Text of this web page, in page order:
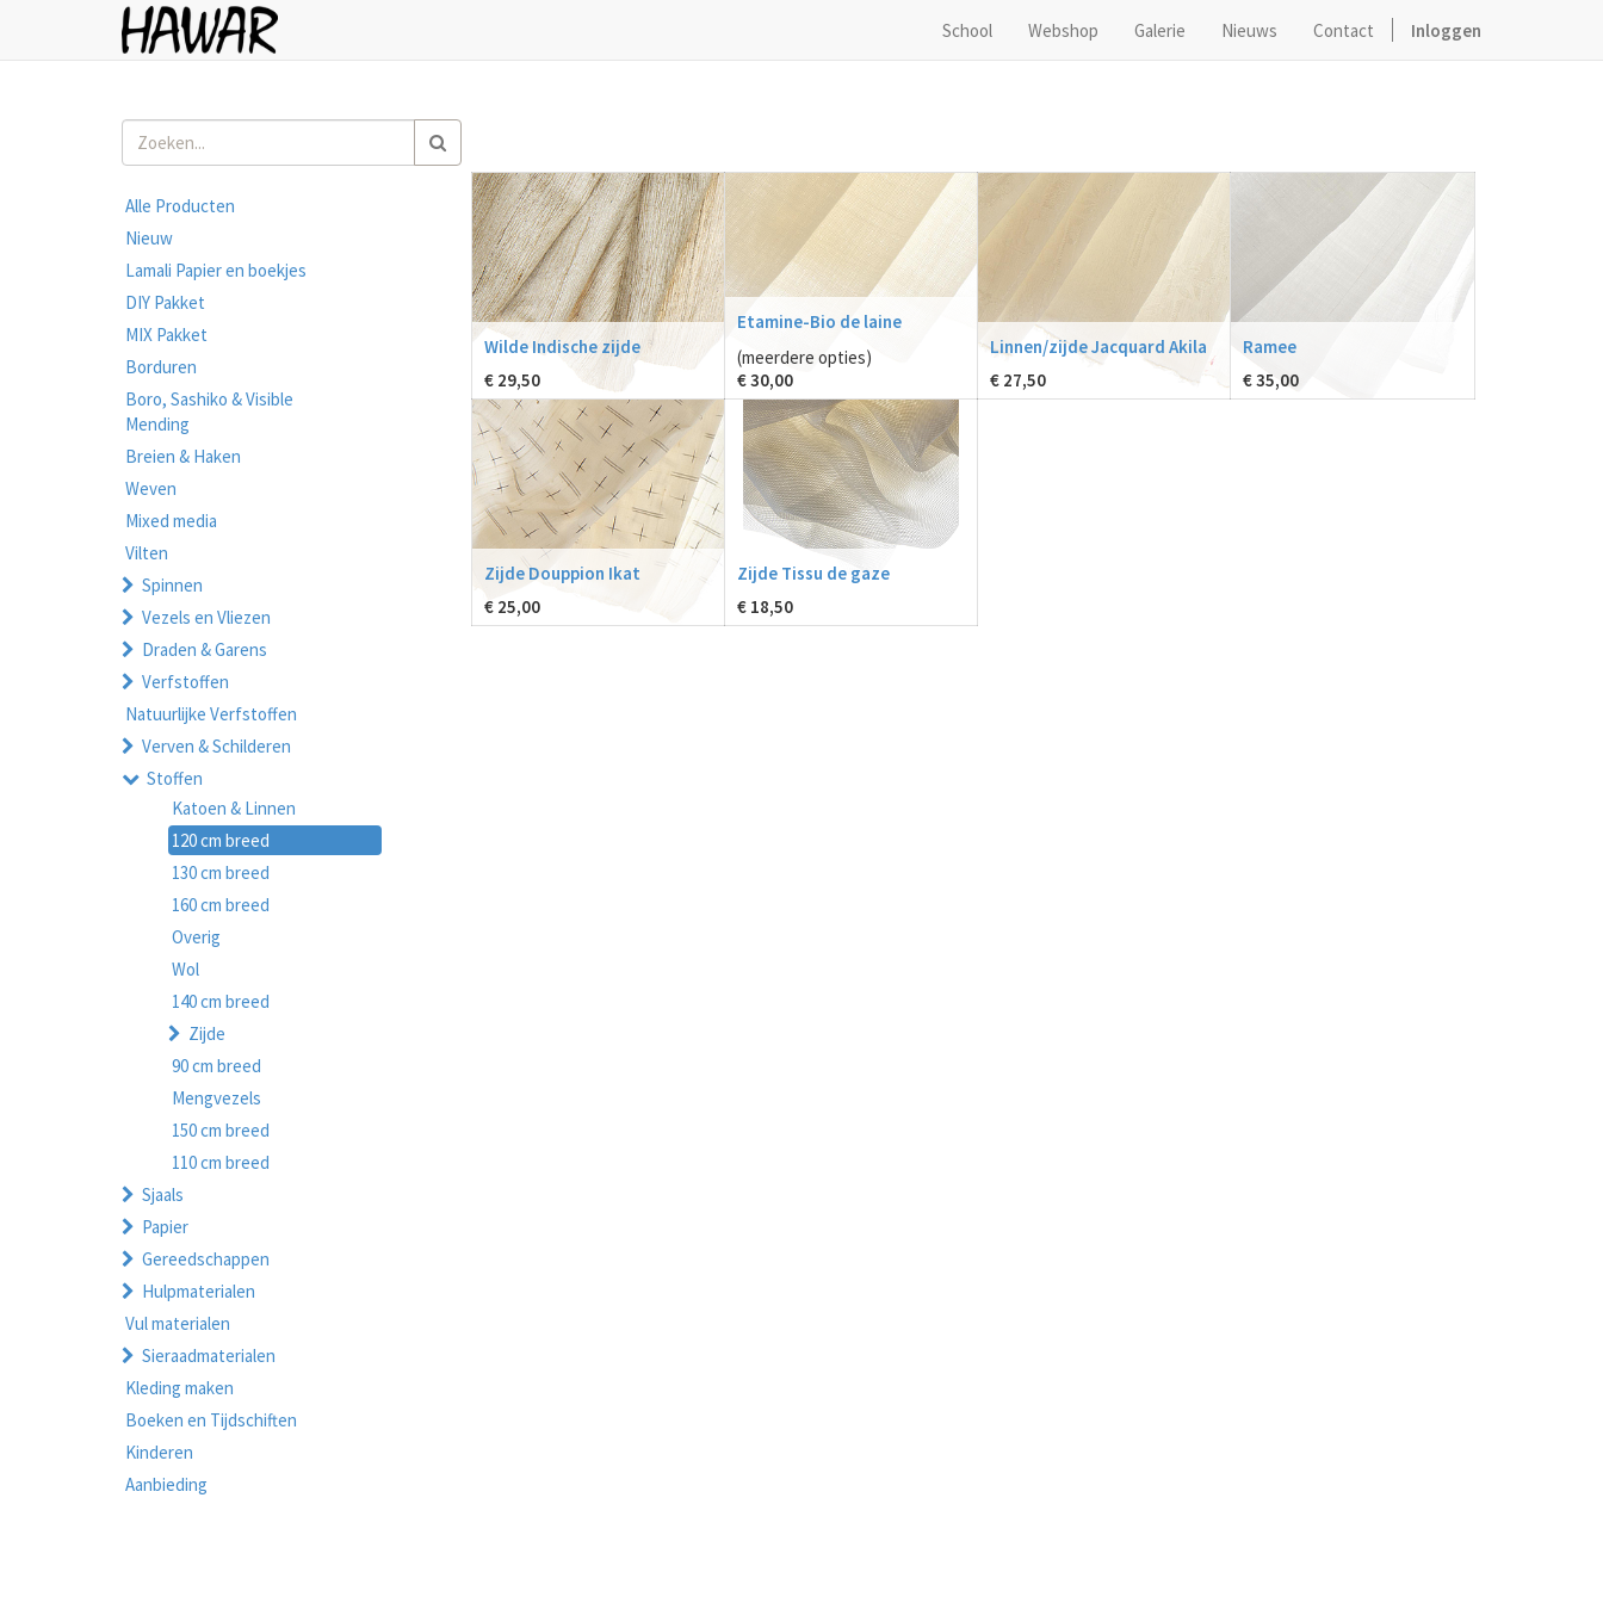
School Webshop Galerie Nieuws Contact Inloggen
Alle Producten
Nieuw
Lamali Papier en boekjes
DIY Pakket
MIX Pakket
Borduren
Boro, Sashiko & Visible
Mending
Breien & Haken
Weven
Mixed media
Vilten
Spinnen
Vezels en Vliezen
Draden & Garens
Verfstoffen
Natuurlijke Verfstoffen
Verven & Schilderen
Stoffen
Katoen & Linnen
120 cm breed
130 cm breed
160 cm breed
Overig
Wol
140 cm breed
Zijde
90 cm breed
Mengvezels
150 cm breed
110 cm breed
Sjaals
Papier
Gereedschappen
Hulpmaterialen
Vul materialen
Sieraadmaterialen
Kleding maken
Boeken en Tijdschiften
Kinderen
Aanbieding
Wilde Indische zijde
€ 29,50
Etamine-Bio de laine
(meerdere opties)
€30,00
Linnen/zijde Jacquard Akila
€ 27,50
Ramee
€35,00
Zijde Douppion Ikat
€ 25,00
Zijde Tissu de gaze
€ 18,50